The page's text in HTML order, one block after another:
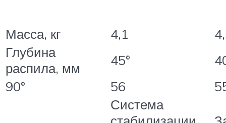
Масса, кг 4,1
Глубина
распила, мм
45°
90°
56
Система